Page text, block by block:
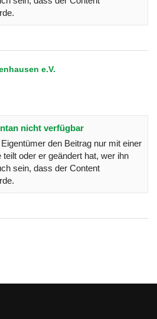
e.V.
nicht verfügbar
den Beitrag nur mit einer
oder er geändert hat, wer ihn
sein, dass der Content